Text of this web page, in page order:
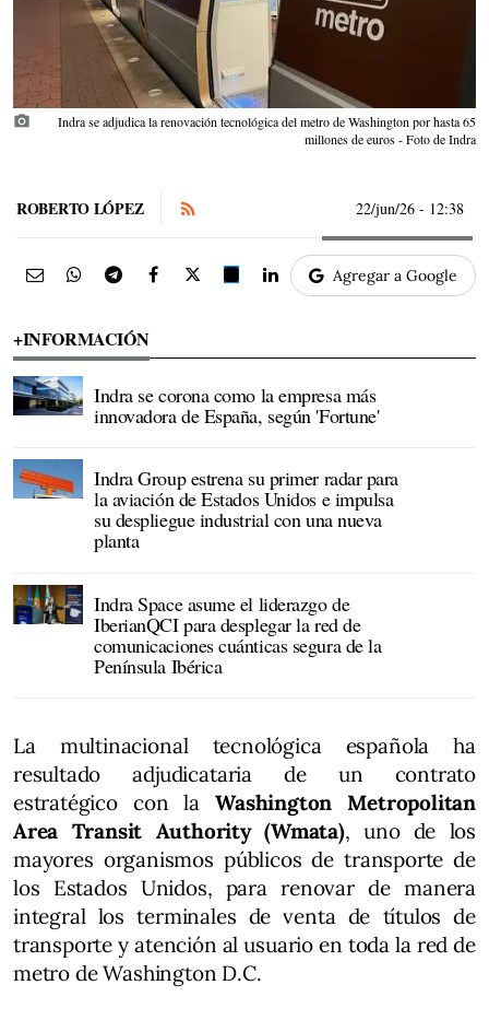
photo_camera
Indra se adjudica la renovación tecnológica del metro de Washington por hasta 65
millones de euros - Foto de Indra
ROBERTO LÓPEZ 22/jun/26 - 12:38
Agregar a Google
+INFORMACIÓN
Indra se corona como la empresa más
innovadora de España, según 'Fortune'
Indra Group estrena su primer radar para
la aviación de Estados Unidos e impulsa
su despliegue industrial con una nueva
planta
Indra Space asume el liderazgo de
IberianQCI para desplegar la red de
comunicaciones cuánticas segura de la
Península Ibérica
La multinacional tecnológica española ha
resultado adjudicataria de un contrato
estratégico con laWashington Metropolitan
Area Transit Authority (Wmata), uno de los
mayores organismos públicos de transporte de
los Estados Unidos, para renovar de manera
integral los terminales de venta de títulos de
transporte y atención al usuario en toda la red de
metro de Washington D.C.